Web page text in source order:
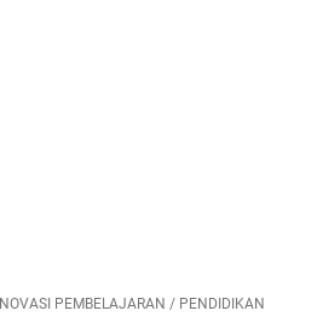
INOVASI PEMBELAJARAN / PENDIDIKAN